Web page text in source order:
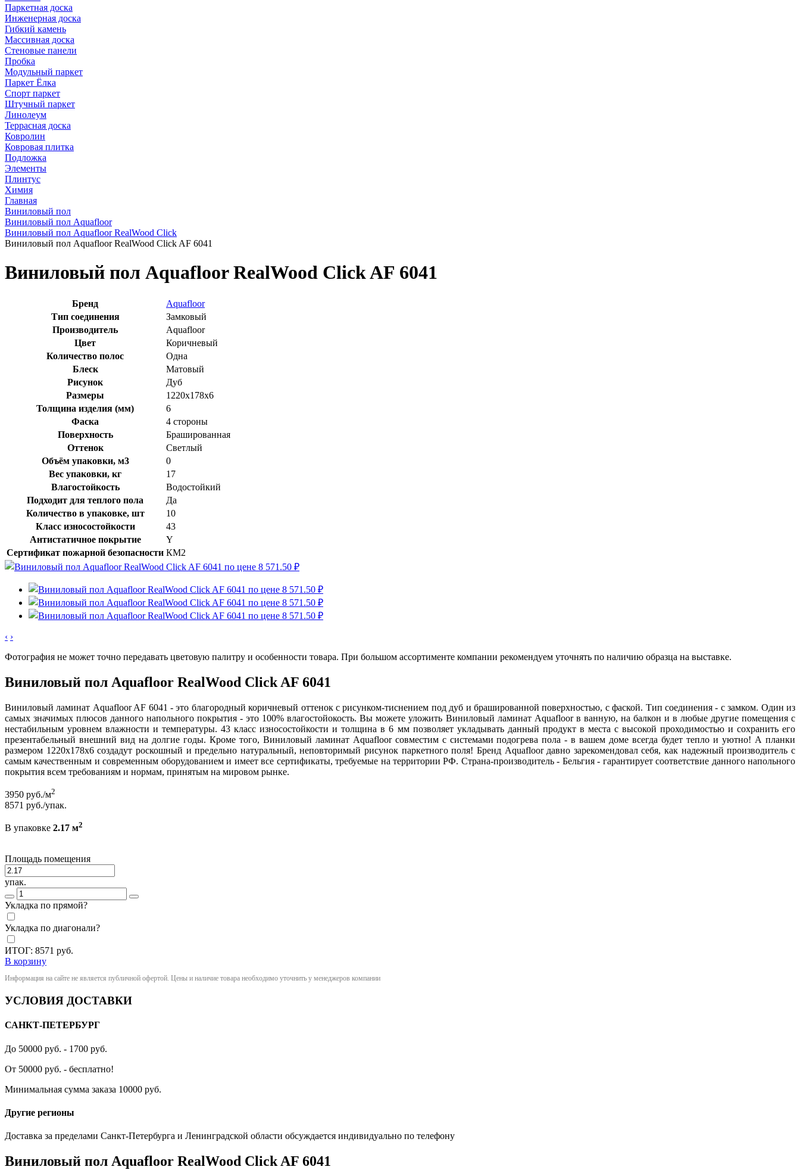
Паркетная доска
Инженерная доска
Гибкий камень
Массивная доска
Стеновые панели
Пробка
Модульный паркет
Паркет Ёлка
Спорт паркет
Штучный паркет
Линолеум
Террасная доска
Ковролин
Ковровая плитка
Подложка
Элементы
Плинтус
Химия
Главная
Виниловый пол
Виниловый пол Aquafloor
Виниловый пол Aquafloor RealWood Click
Виниловый пол Aquafloor RealWood Click AF 6041
Виниловый пол Aquafloor RealWood Click AF 6041
Бренд
Aquafloor
Тип соединения
Замковый
Производитель
Aquafloor
Цвет
Коричневый
Количество полос
Одна
Блеск
Матовый
Рисунок
Дуб
Размеры
1220x178x6
Толщина изделия (мм)
6
Фаска
4 стороны
Поверхность
Брашированная
Оттенок
Светлый
Объём упаковки, м3
0
Вес упаковки, кг
17
Влагостойкость
Водостойкий
Подходит для теплого пола
Да
Количество в упаковке, шт
10
Класс износостойкости
43
Антистатичное покрытие
Y
Сертификат пожарной безопасности КМ2
‹ ›
Фотография не может точно передавать цветовую палитру и особенности товара. При большом ассортименте компании рекомендуем уточнять по наличию образца на выставке.
Виниловый пол Aquafloor RealWood Click AF 6041
Виниловый ламинат Aquafloor AF 6041 - это благородный коричневый оттенок с рисунком-тиснением под дуб и брашированной поверхностью, с фаской. Тип соединения - с замком. Один из
самых значимых плюсов данного напольного покрытия - это 100% влагостойокость. Вы можете уложить Виниловый ламинат Aquafloor в ванную, на балкон и в любые другие помещения с
нестабильным уровнем влажности и температуры. 43 класс износостойкости и толщина в 6 мм позволяет укладывать данный продукт в места с высокой проходимостью и сохранить его
презентабельный внешний вид на долгие годы. Кроме того, Виниловый ламинат Aquafloor совместим с системами подогрева пола - в вашем доме всегда будет тепло и уютно! А планки
размером 1220x178x6 создадут роскошный и предельно натуральный, неповторимый рисунок паркетного поля! Бренд Aquafloor давно зарекомендовал себя, как надежный производитель с
самым качественным и современным оборудованием и имеет все сертификаты, требуемые на территории РФ. Страна-производитель - Бельгия - гарантирует соответствие данного напольного
покрытия всем требованиям и нормам, принятым на мировом рынке.
3950 руб./м2
8571 руб./упак.
В упаковке 2.17 м2
Площадь помещения
упак.
Укладка по прямой?
Укладка по диагонали?
ИТОГ: 8571 руб.
В корзину
Информация на сайте не является публичной офертой. Цены и наличие товара необходимо уточнить у менеджеров компании
УСЛОВИЯ ДОСТАВКИ
САНКТ-ПЕТЕРБУРГ
До 50000 руб. - 1700 руб.
От 50000 руб. - бесплатно!
Минимальная сумма заказа 10000 руб.
Другие регионы
Доставка за пределами Санкт-Петербурга и Ленинградской области обсуждается индивидуально по телефону
Виниловый пол Aquafloor RealWood Click AF 6041